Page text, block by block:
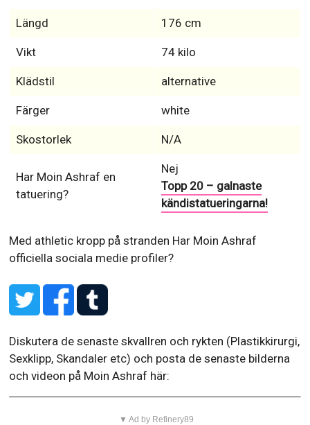
Längd 176 cm
Vikt 74 kilo
Klädstil alternative
Färger white
Skostorlek N/A
Har Moin Ashraf en
tatuering?
Nej
Topp 20 – galnaste
kändistatueringarna!
Med athletic kropp på stranden Har Moin Ashraf
officiella sociala medie profiler?
Diskutera de senaste skvallren och rykten (Plastikkirurgi,
Sexklipp, Skandaler etc) och posta de senaste bilderna
och videon på Moin Ashraf här:
▼ Ad by Refinery89